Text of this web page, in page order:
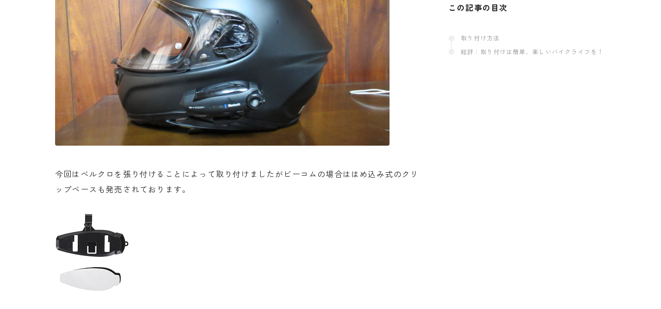
今回はベルクロを張り付けることによって取り付けましたがビーコムの場合ははめ込み式のクリ
ップベースも発売されております。
この記事の目次
取り付け方法
総評：取り付けは簡単、楽しいバイクライフを！